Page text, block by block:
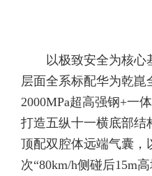
以极致安全为核
层面全系标配华为乾崑
2000MPa超高强钢+一
打造五纵十一横底部结
顶配双腔体远端气囊，
次“80km/h侧碰后15m